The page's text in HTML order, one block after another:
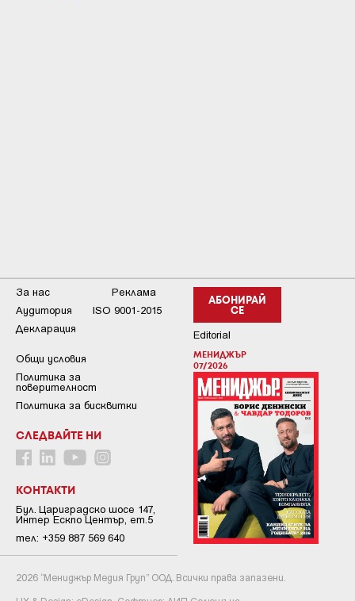
АБОНИРАЙ
СЕ
Editorial
МЕНИДЖЪР
07/2026
За нас
Реклама
Аудитория
ISO 9001-2015
Декларация
Общи условия
Пoлитикa зa
пoвepитeлнocт
Политика за бисквитки
СЛЕДВАЙТЕ НИ
КОНТАКТИ
Бул. Цариградско шосе 147,
Интер Ескпо Център, ет.5
тел: +359 887 569 640
2026 “Мениджър Медия Груп” ООД. Всички права запазени.